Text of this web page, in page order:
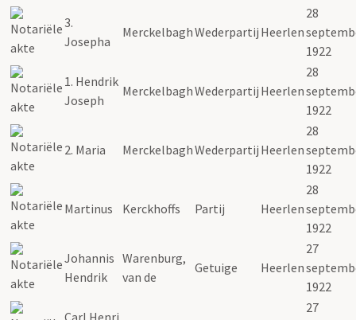
3.
Josepha
MerckelbaghWederpartij Heerlen
28
1922
1. Hendrik
Joseph
MerckelbaghWederpartij Heerlen
28
1922
2. Maria MerckelbaghWederpartij Heerlen
28
1922
Martinus Kerckhoffs Partij Heerlen
28
1922
Johannis
Hendrik
Warenburg,
van de
Getuige Heerlen
27
1922
Carl Henri
27